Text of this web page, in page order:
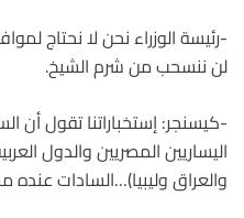
-رئيسة الوزراء نحن لا نحتاج
لن ننسحب من شرم الشيخ.
-كيسنجر: إستخباراتنا تقول أن
اليساريين المصريين والدول
والعراق وليبيا)…السادات عنده